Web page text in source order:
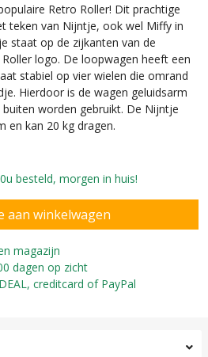
Retro Roller! Dit prachtige
teken van Nijntje, ook wel Miffy in
staat op de zijkanten van de
logo. De loopwagen heeft een
stabiel op vier wielen die omrand
Hierdoor is de wagen geluidsarm
worden gebruikt. De Nijntje
en kan 20 kg dragen.
besteld, morgen in huis!
magazijn
dagen op zicht
creditcard of PayPal